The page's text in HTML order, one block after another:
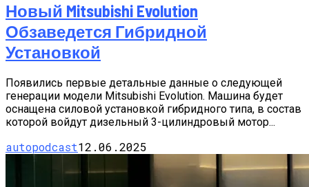
Новый Mitsubishi Evolution
Обзаведется Гибридной
Установкой
Появились первые детальные данные о следующей
генерации модели Mitsubishi Evolution. Машина будет
оснащена силовой установкой гибридного типа, в состав
которой войдут дизельный 3-цилиндровый мотор...
autopodcast12.06.2025